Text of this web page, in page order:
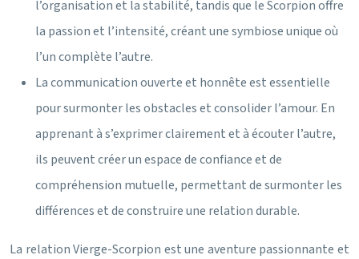
l’organisation et la stabilité, tandis que le Scorpion offre
la passion et l’intensité, créant une symbiose unique où
l’un complète l’autre.
La communication ouverte et honnête est essentielle
pour surmonter les obstacles et consolider l’amour. En
apprenant à s’exprimer clairement et à écouter l’autre,
ils peuvent créer un espace de confiance et de
compréhension mutuelle, permettant de surmonter les
différences et de construire une relation durable.
La relation Vierge-Scorpion est une aventure passionnante et